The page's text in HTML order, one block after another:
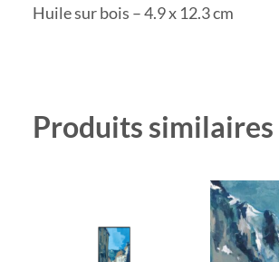
Huile sur bois – 4.9 x 12.3 cm
Produits similaires